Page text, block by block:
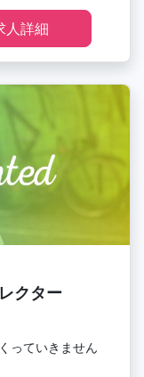
人詳細
クター
っていきません